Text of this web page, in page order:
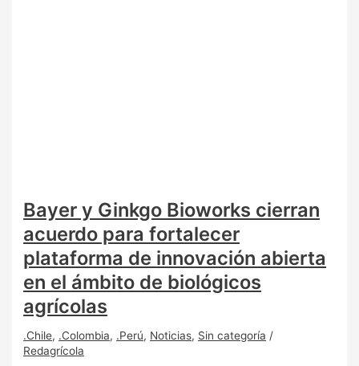
Bayer y Ginkgo Bioworks cierran
acuerdo para fortalecer
plataforma de innovación abierta
en el ámbito de biológicos
agrícolas
.Chile, .Colombia, .Perú, Noticias, Sin categoría /
Redagrícola